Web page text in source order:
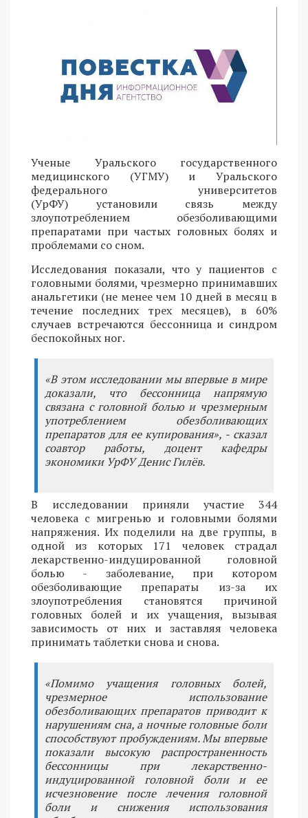
Ученые Уральского государственного
медицинского (УГМУ) и Уральского
федерального университетов
(УрФУ) установили связь между
злоупотреблением обезболивающими
препаратами при частых головных болях и
проблемами со сном.
Исследования показали, что у пациентов с
головными болями, чрезмерно принимавших
анальгетики (не менее чем 10 дней в месяц в
течение последних трех месяцев), в 60%
случаев встречаются бессонница и синдром
беспокойных ног.
«В этом исследовании мы впервые в мире
доказали, что бессонница напрямую
связана с головной болью и чрезмерным
употреблением обезболивающих
препаратов для ее купирования», - сказал
соавтор работы, доцент кафедры
экономики УрФУ Денис Гилёв.
В исследовании приняли участие 344
человека с мигренью и головными болями
напряжения. Их поделили на две группы, в
одной из которых 171 человек страдал
лекарственно-индуцированной головной
болью - заболевание, при котором
обезболивающие препараты из-за их
злоупотребления становятся причиной
головных болей и их учащения, вызывая
зависимость от них и заставляя человека
принимать таблетки снова и снова.
«Помимо учащения головных болей,
чрезмерное использование
обезболивающих препаратов приводит к
нарушениям сна, а ночные головные боли
способствуют пробуждениям. Мы впервые
показали высокую распространенность
бессонницы при лекарственно-
индуцированной головной боли и ее
исчезновение после лечения головной
боли и снижения использования